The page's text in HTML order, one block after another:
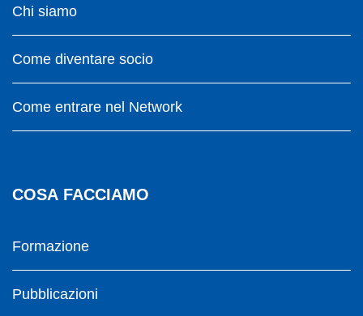
Chi siamo
Come diventare socio
Come entrare nel Network
COSA FACCIAMO
Formazione
Pubblicazioni